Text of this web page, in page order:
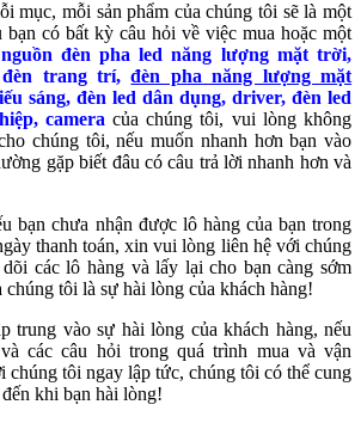
mục, mỗi sản phẩm của chúng tôi sẽ là một
bạn có bất kỳ câu hỏi về việc mua hoặc một
đèn pha led năng lượng mặt trời,
đèn trang trí,đèn pha năng lượng mặt
sáng, đèn led dân dụng, driver, đèn led
camera của chúng tôi, vui lòng không
chúng tôi, nếu muốn nhanh hơn bạn vào
gặp biết đâu có câu trả lời nhanh hơn và
bạn chưa nhận được lô hàng của bạn trong
thanh toán, xin vui lòng liên hệ với chúng
các lô hàng và lấy lại cho bạn càng sớm
tôi là sự hài lòng của khách hàng!
trung vào sự hài lòng của khách hàng, nếu
các câu hỏi trong quá trình mua và vận
chúng tôi ngay lập tức, chúng tôi có thể cung
khi bạn hài lòng!